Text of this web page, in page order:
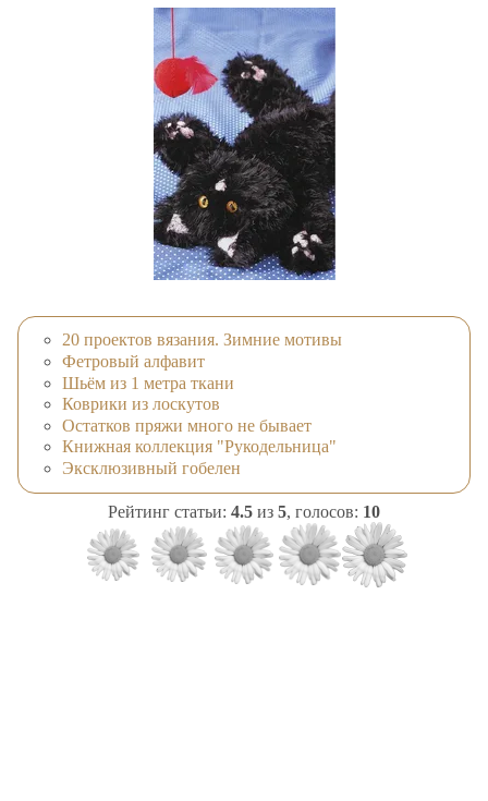
20 проектов вязания. Зимние мотивы
Фетровый алфавит
Шьём из 1 метра ткани
Коврики из лоскутов
Остатков пряжи много не бывает
Книжная коллекция "Рукодельница"
Эксклюзивный гобелен
Рейтинг статьи: 4.5 из 5, голосов: 10